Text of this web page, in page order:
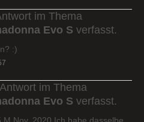
im Thema
Evo S verfasst.
:)
im Thema
Evo S verfasst.
Nov. 2020 Ich habe dasselbe